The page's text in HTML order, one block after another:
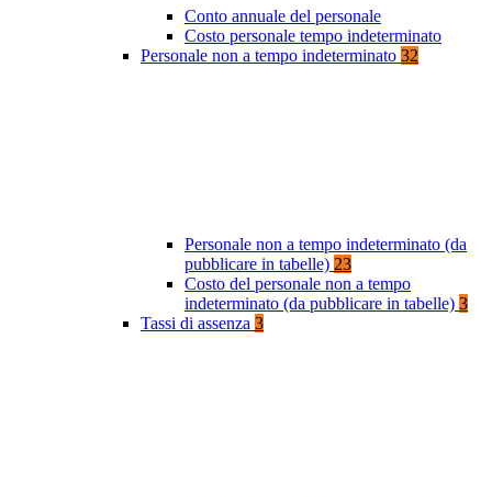
Conto annuale del personale
Costo personale tempo indeterminato
Personale non a tempo indeterminato 32
Personale non a tempo indeterminato (da
pubblicare in tabelle) 23
Costo del personale non a tempo
indeterminato (da pubblicare in tabelle) 3
Tassi di assenza 3